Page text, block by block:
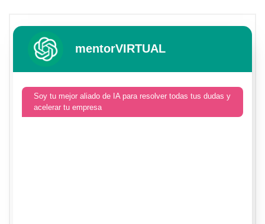
mentorVIRTUAL
Soy tu mejor aliado de IA para resolver todas tus dudas y
acelerar tu empresa